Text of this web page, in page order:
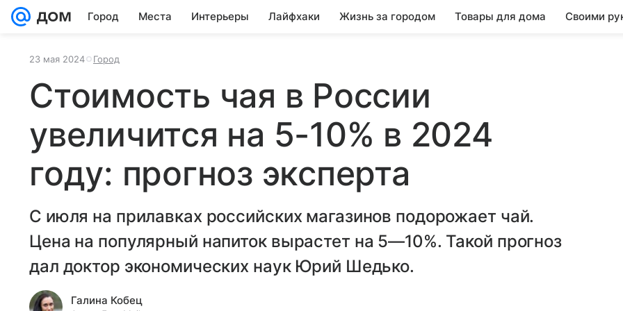
Город Места Интерьеры Лайфхаки Жизнь за городом Товары для дома Своими
23 мая 2024 Город
Стоимость чая в России
увеличится на 5-10% в 2024
году: прогноз эксперта
С июля на прилавках российских магазинов подорожает чай.
Цена на популярный напиток вырастет на 5—10%. Такой прогноз
дал доктор экономических наук Юрий Шедько.
Галина Кобец